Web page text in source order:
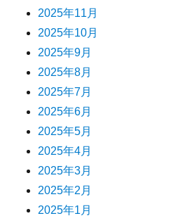
2025年11月
2025年10月
2025年9月
2025年8月
2025年7月
2025年6月
2025年5月
2025年4月
2025年3月
2025年2月
2025年1月